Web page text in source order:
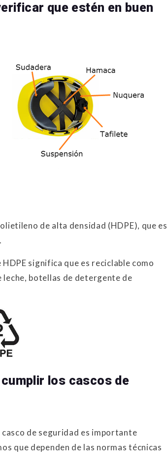
que estén en buen
de alta densidad (HDPE), que es
significa que es reciclable como
leche, botellas de detergente de
los cascos de
de seguridad es importante
que dependen de las normas técnicas